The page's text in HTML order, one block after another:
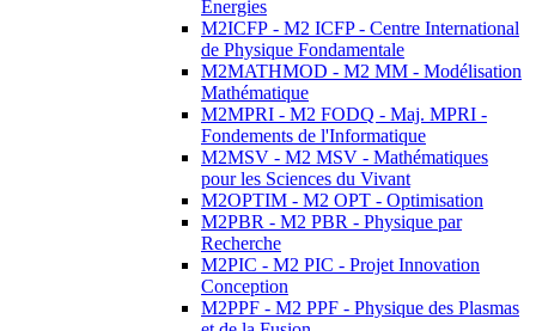
Energies
M2ICFP - M2 ICFP - Centre International
de Physique Fondamentale
M2MATHMOD - M2 MM - Modélisation
Mathématique
M2MPRI - M2 FODQ - Maj. MPRI -
Fondements de l'Informatique
M2MSV - M2 MSV - Mathématiques
pour les Sciences du Vivant
M2OPTIM - M2 OPT - Optimisation
M2PBR - M2 PBR - Physique par
Recherche
M2PIC - M2 PIC - Projet Innovation
Conception
M2PPF - M2 PPF - Physique des Plasmas